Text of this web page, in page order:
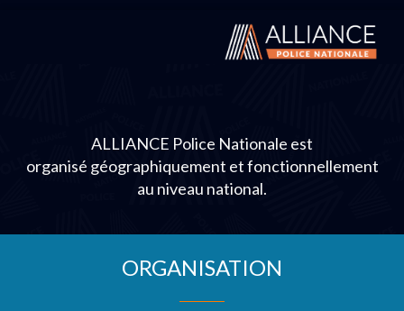
ALLIANCE Police Nationale est
organisé géographiquement et fonctionnellement
au niveau national.
ORGANISATION